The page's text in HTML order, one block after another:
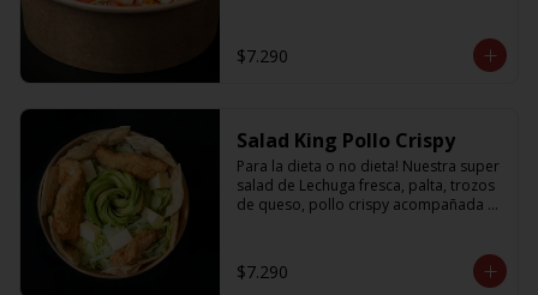
$7.290
Salad King Pollo Crispy
Para la dieta o no dieta! Nuestra super
salad de Lechuga fresca, palta, trozos
de queso, pollo crispy acompañada
$7.290